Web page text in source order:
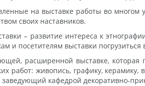
на выставке работы во многом
своих наставников.
– развитие интереса к
и посетителям выставки
расширенной выставке, которая
работ: живопись, графику,
кафедрой декоративно-